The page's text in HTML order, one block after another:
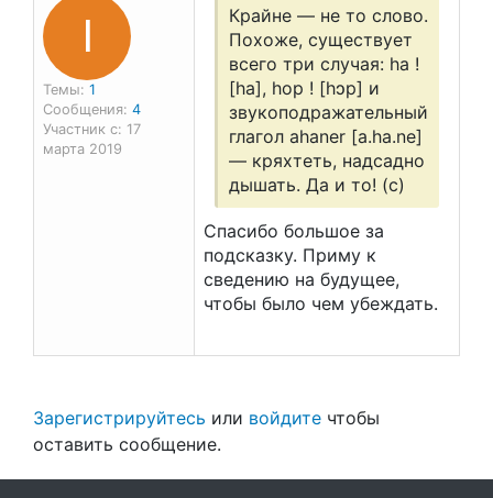
I
Темы: 1
Сообщения: 4
Участник с: 17
марта 2019
Крайне — не то слово.
Похоже, существует
всего три случая: ha !
[ha], hop ! [hɔp] и
звукоподражательный
глагол ahaner [a.ha.ne]
— кряхтеть, надсадно
дышать. Да и то! (с)
Спасибо большое за
подсказку. Приму к
сведению на будущее,
чтобы было чем убеждать.
Зарегистрируйтесь или войдите чтобы
оставить сообщение.